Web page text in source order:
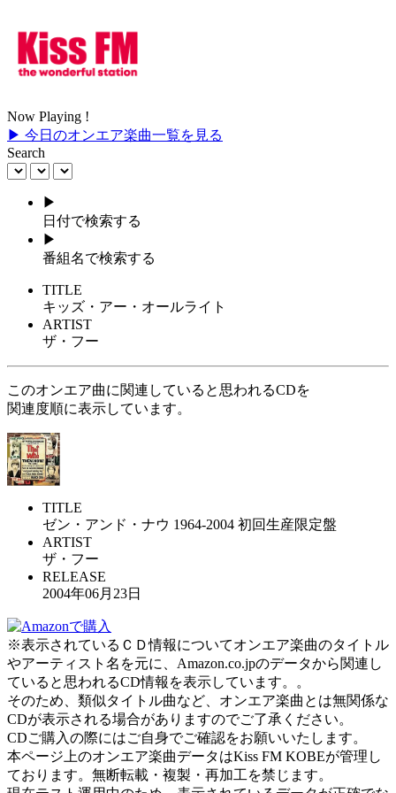
Now Playing !
▶ 今日のオンエア楽曲一覧を見る
Search
▶
日付で検索する
▶
番組名で検索する
TITLE
キッズ・アー・オールライト
ARTIST
ザ・フー
このオンエア曲に関連していると思われるCDを
関連度順に表示しています。
TITLE
ゼン・アンド・ナウ 1964-2004 初回生産限定盤
ARTIST
ザ・フー
RELEASE
2004年06月23日
※表示されているＣＤ情報についてオンエア楽曲のタイトル
やアーティスト名を元に、Amazon.co.jpのデータから関連し
ていると思われるCD情報を表示しています。。
そのため、類似タイトル曲など、オンエア楽曲とは無関係な
CDが表示される場合がありますのでご了承ください。
CDご購入の際にはご自身でご確認をお願いいたします。
本ページ上のオンエア楽曲データはKiss FM KOBEが管理し
ております。無断転載・複製・再加工を禁じます。